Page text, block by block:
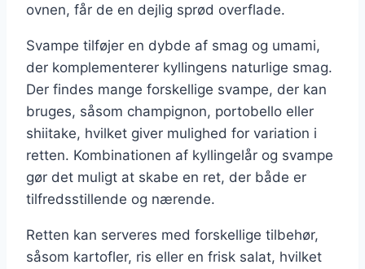
ovnen, får de en dejlig sprød overflade.
Svampe tilføjer en dybde af smag og umami,
der komplementerer kyllingens naturlige smag.
Der findes mange forskellige svampe, der kan
bruges, såsom champignon, portobello eller
shiitake, hvilket giver mulighed for variation i
retten. Kombinationen af kyllingelår og svampe
gør det muligt at skabe en ret, der både er
tilfredsstillende og nærende.
Retten kan serveres med forskellige tilbehør,
såsom kartofler, ris eller en frisk salat, hvilket